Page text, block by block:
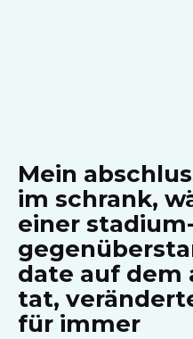
Mein
im schrank,
einer
date auf dem
tat,
für immer